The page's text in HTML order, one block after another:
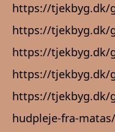
https://tjekbyg.dk/
https://tjekbyg.dk/
https://tjekbyg.dk/
https://tjekbyg.dk/
https://tjekbyg.dk/
hudpleje-fra-matas/